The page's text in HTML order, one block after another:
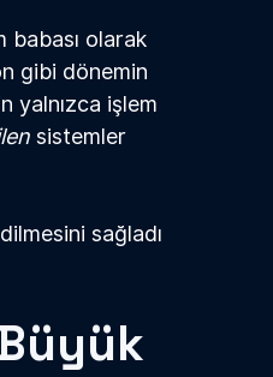
babası olarak
gibi dönemin
yalnızca işlem
sistemler
sağladı